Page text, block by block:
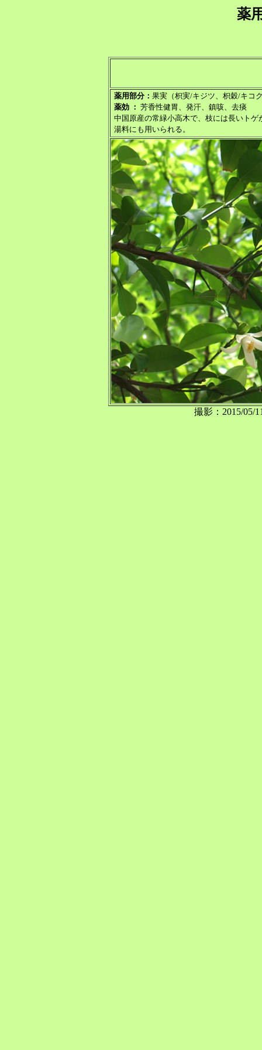
薬
薬用部分： 果実（枳実/キジツ、枳穀/キコ
薬効 ： 芳香性健胃、発汗、鎮咳、去痰
中国原産の常緑小高木で、枝には長いト
湯料にも用いられる。
撮影：2015/05/